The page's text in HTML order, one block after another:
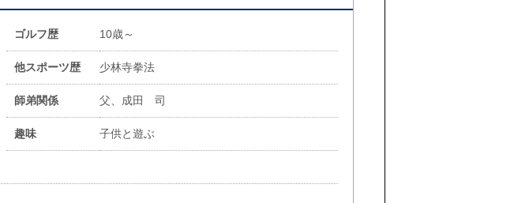
ゴルフ歴 10歳～
他スポーツ歴 少林寺拳法
師弟関係 父、成田 司
趣味 子供と遊ぶ